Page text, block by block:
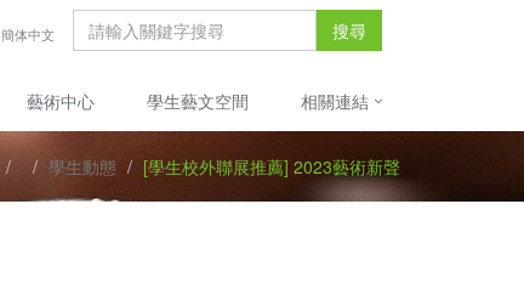
簡体中文 搜尋
藝術中心 學生藝文空間 相關連結
學生動態 [學生校外聯展推薦] 2023藝術新聲